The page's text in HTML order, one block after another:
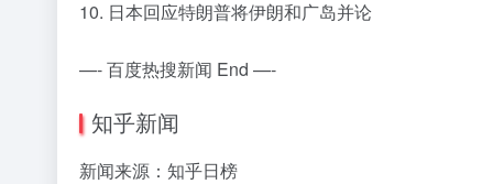
10. 日本回应特朗普将伊朗和广岛并论
—- 百度热搜新闻 End —-
知乎新闻
新闻来源：知乎日榜